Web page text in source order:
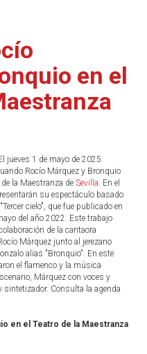
en el
jueves 1 de mayo de 2025
Rocío Márquez y Bronquio
de la Maestranza de Sevilla. En el
su espectáculo basado
cielo", que fue publicado en
del año 2022. Este trabajo
de la cantaora
Márquez junto al jerezano
alias "Bronquio". En este
el flamenco y la música
Márquez con voces y
Consulta la agenda
en el Teatro de la Maestranza